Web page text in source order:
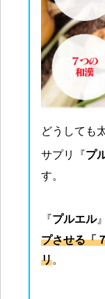
どうしても
サプリ『プ
す。
『プルエル
プさせる「
リ。